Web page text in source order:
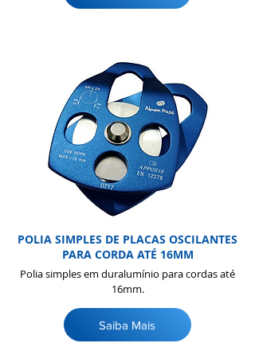
POLIA SIMPLES DE PLACAS OSCILANTES
PARA CORDA ATÉ 16MM
Polia simples em duralumínio para cordas até
16mm.
Saiba Mais